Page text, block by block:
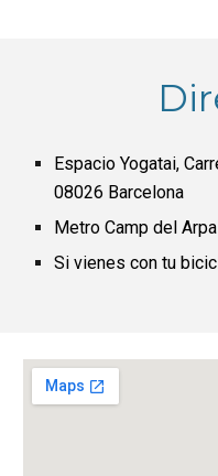
Espacio Yogatai,
08026 Barcelona
Metro Camp del
Si vienes con tu